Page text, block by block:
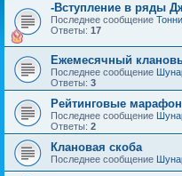
-Вступление в ряды
Последнее сообщение Тонни
Ответы: 17
Ежемесячный
Последнее сообщение
Ответы: 3
Рейтинговые
Последнее сообщение
Ответы: 2
Клановая скоба
Последнее сообщение